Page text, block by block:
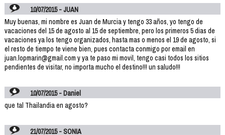
10/07/2015 - JUAN
Muy buenas, mi nombre es Juan de Murcia y tengo 33 años, yo tengo de
vacaciones del 15 de agosto al 15 de septiembre, pero los primeros 5 dias de
vacaciones ya los tengo organizados, hasta mas o menos el 19 de agosto, si
el resto de tiempo te viene bien, pues contacta conmigo por email en
juan.lopmarin@gmail.com y ya te paso mi movil, tengo casi todos los sitios
pendientes de visitar, no importa mucho el destino!!! un saludo!!!
10/07/2015 - Daniel
que tal Thailandia en agosto?
21/07/2015 - SONIA